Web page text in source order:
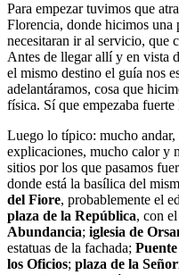
Para empezar tuvimos que
Florencia, donde hicimos una
necesitaran ir al servicio, que
Antes de llegar allí y en vista
el mismo destino el guía nos
adelantáramos, cosa que
física. Sí que empezaba fuerte
Luego lo típico: mucho andar,
explicaciones, mucho calor y
sitios por los que pasamos
donde está la basílica del
del Fiore, probablemente el
plaza de la República, con el
Abundancia; iglesia de
estatuas de la fachada;
los Oficios; plaza de la